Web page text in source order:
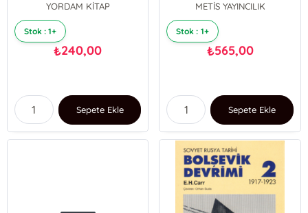
YORDAM KİTAP
Stok : 1+
₺240,00
Sepete Ekle
METİS YAYINCILIK
Stok : 1+
₺565,00
Sepete Ekle